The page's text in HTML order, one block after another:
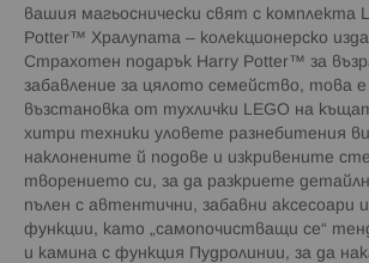
вашия магьоснически свят с комплекта
Potter™ Хралупата – колекционерско
Страхотен подарък Harry Potter™ за
забавление за цялото семейство, това
възстановка от тухлички LEGO на
хитри техники уловете разнебитения
наклонените й подове и изкривените
творението си, за да разкриете
пълен с автентични, забавни аксесоари
функции, като „самопочистващи се“
и камина с функция Пудролинии, за да